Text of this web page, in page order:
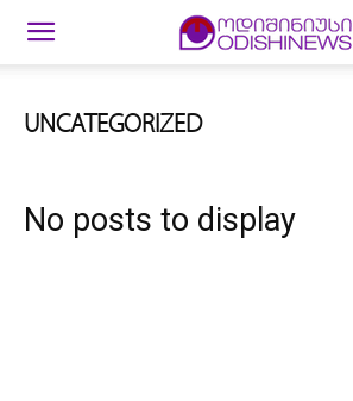
UNCATEGORIZED
No posts to display